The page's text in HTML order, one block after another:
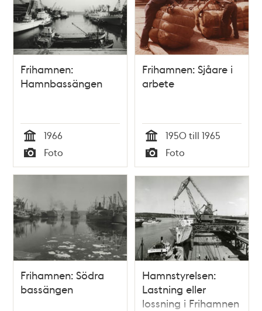
Frihamnen:
Hamnbassängen
Tid
1966
Typ
Foto
Frihamnen: Sjåare i
arbete
Tid
1950 till 1965
Typ
Foto
Frihamnen: Södra
bassängen
Hamnstyrelsen:
Lastning eller
lossning i Frihamnen